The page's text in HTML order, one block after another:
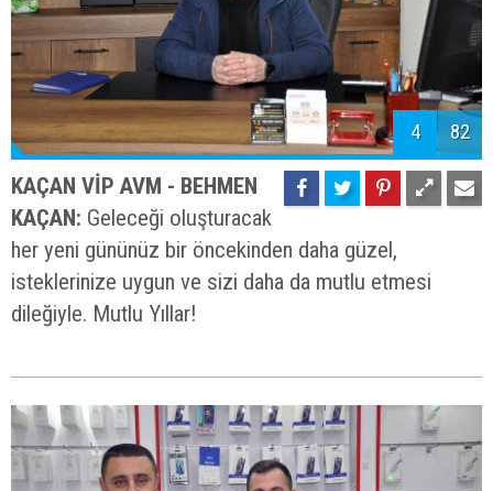
4 82
KAÇAN VİP AVM - BEHMEN
KAÇAN: Geleceği oluşturacak
her yeni gününüz bir öncekinden daha güzel,
isteklerinize uygun ve sizi daha da mutlu etmesi
dileğiyle. Mutlu Yıllar!